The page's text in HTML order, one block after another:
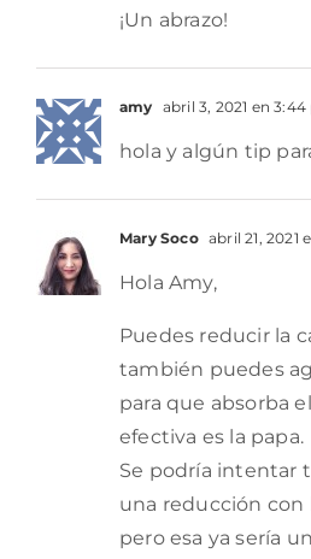
¡Un abrazo!
amy abril 3, 2021 en 3:44
hola y algún tip
Mary Soco abril 21, 2021
Hola Amy,
Puedes reducir la
también puedes
para que absorba
efectiva es la papa.
Se podría intentar
una reducción con
pero esa ya sería